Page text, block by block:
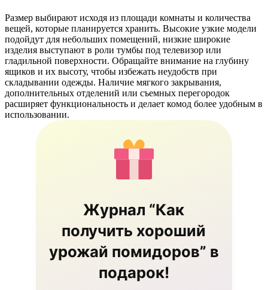
Размер выбирают исходя из площади комнаты и количества
вещей, которые планируется хранить. Высокие узкие модели
подойдут для небольших помещений, низкие широкие
изделия выступают в роли тумбы под телевизор или
гладильной поверхности. Обращайте внимание на глубину
ящиков и их высоту, чтобы избежать неудобств при
складывании одежды. Наличие мягкого закрывания,
дополнительных отделений или съемных перегородок
расширяет функциональность и делает комод более удобным в
использовании.
Журнал “Как
получить хороший
урожай помидоров” в
подарок!